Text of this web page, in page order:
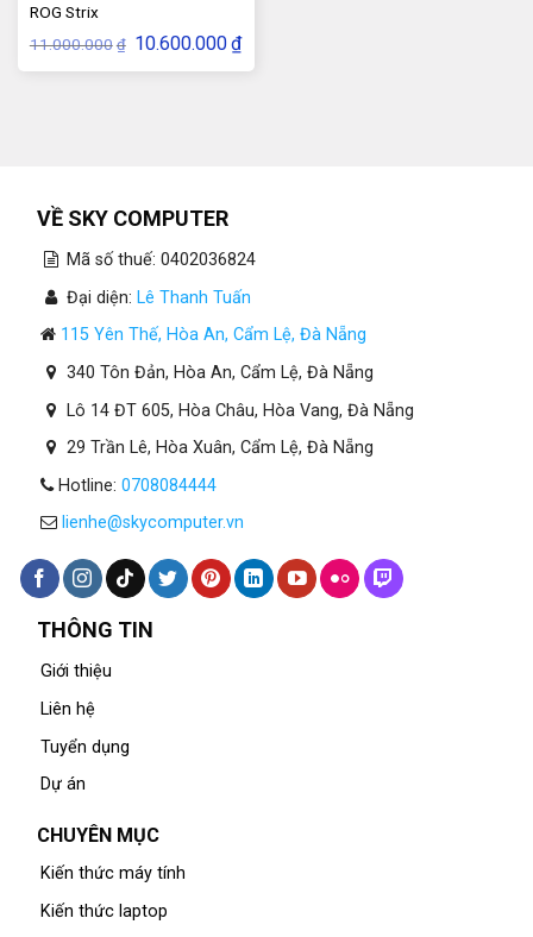
ROG Strix
11.000.000 ₫ Giá
gốc
là:
10.600.000₫Giá
hiện
tại
VỀ SKY COMPUTER
Mã số thuế: 0402036824
Đại diện: Lê Thanh Tuấn
115 Yên Thế, Hòa An, Cẩm Lệ, Đà Nẵng
340 Tôn Đản, Hòa An, Cẩm Lệ, Đà Nẵng
Lô 14 ĐT 605, Hòa Châu, Hòa Vang, Đà Nẵng
29 Trần Lê, Hòa Xuân, Cẩm Lệ, Đà Nẵng
Hotline: 0708084444
lienhe@skycomputer.vn
THÔNG TIN
Giới thiệu
Liên hệ
Tuyển dụng
Dự án
CHUYÊN MỤC
Kiến thức máy tính
Kiến thức laptop